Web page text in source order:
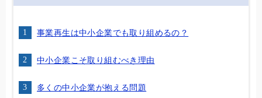
事業再生は中小企業でも取り組めるの？
中小企業こそ取り組むべき理由
多くの中小企業が抱える問題